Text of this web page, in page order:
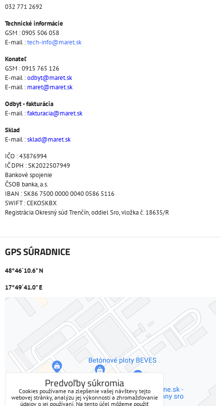
032 771 2692
Technické informácie
GSM : 0905 506 058
E-mail :tech-info@maret.sk
Konateľ
GSM : 0915 765 126
E-mail :odbyt@maret.sk
E-mail : maret@maret.sk
Odbyt - fakturácia
E-mail :fakturacia@maret.sk
Sklad
E-mail :sklad@maret.sk
IČO : 43876994
IČ DPH : SK2022507949
Bankové spojenie
ČSOB banka, a.s.
IBAN : SK86 7500 0000 0040 0586 5116
SWIFT : CEKOSKBX
Registrácia Okresný súd Trenčín, oddiel Sro, vložka č. 18635/R
GPS SÚRADNICE
48°46´10.6" N
17°49´41.0" E
Externý obsah je blokovaný Voľbami súkromia
Prajete si načítať externý obsah?
Povoliť tentokrát
Povoliť a zapamätať - súhlas s druhom cookie: Funkčné
Predvoľby súkromia
Cookies používame na zlepšenie vašej návštevy tejto
webovej stránky, analýzu jej výkonnosti a zhromažďovanie
údajov o jej používaní. Na tento účel môžeme použiť